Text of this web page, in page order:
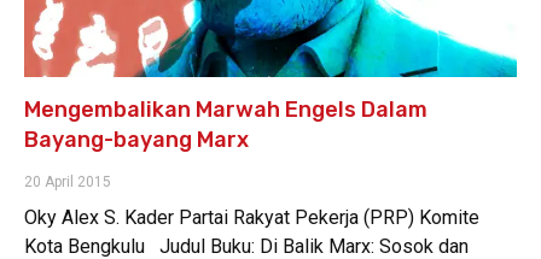
Mengembalikan Marwah Engels Dalam
Bayang-bayang Marx
20 April 2015
Oky Alex S. Kader Partai Rakyat Pekerja (PRP) Komite
Kota Bengkulu Judul Buku: Di Balik Marx: Sosok dan